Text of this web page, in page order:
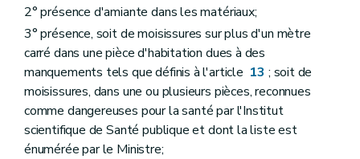
2° présence d'amiante dans les matériaux;
3° présence, soit de moisissures sur plus d'un mètre
carré dans une pièce d'habitation dues à des
manquements tels que définis à l'article 13 ; soit de
moisissures, dans une ou plusieurs pièces, reconnues
comme dangereuses pour la santé par l'Institut
scientifique de Santé publique et dont la liste est
énumérée par le Ministre;